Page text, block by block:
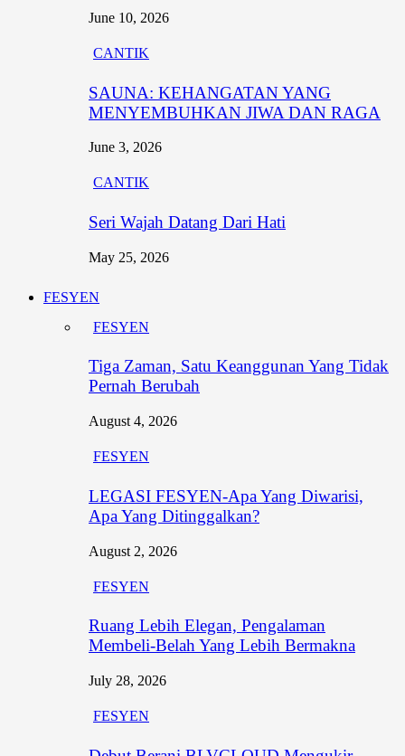
June 10, 2026
CANTIK
SAUNA: KEHANGATAN YANG
MENYEMBUHKAN JIWA DAN RAGA
June 3, 2026
CANTIK
Seri Wajah Datang Dari Hati
May 25, 2026
FESYEN
FESYEN
Tiga Zaman, Satu Keanggunan Yang Tidak
Pernah Berubah
August 4, 2026
FESYEN
LEGASI FESYEN-Apa Yang Diwarisi,
Apa Yang Ditinggalkan?
August 2, 2026
FESYEN
Ruang Lebih Elegan, Pengalaman
Membeli-Belah Yang Lebih Bermakna
July 28, 2026
FESYEN